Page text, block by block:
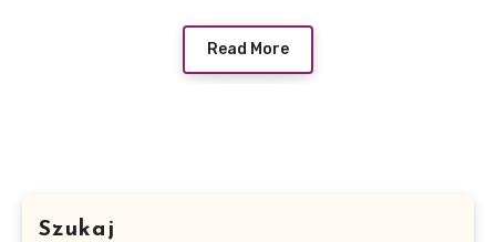
Read More
Szukaj